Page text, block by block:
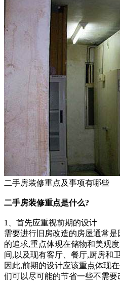
二手房装修重点及事项有哪些
二手房装修重点是什么?
1、首先应重视前期的设计
需要进行旧房改造的房屋通常
的追求,重点体现在储物和美观
间,以及现有客厅、餐厅,厨房和
因此,前期的设计应该重点体现
们可以尽可能的节省一些不需要